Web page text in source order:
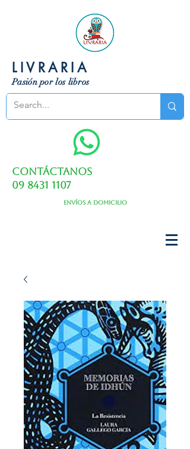
LIVRARIA
Pasión por los libros
Contáctanos
09 8431 1107
Envíos a domicilio